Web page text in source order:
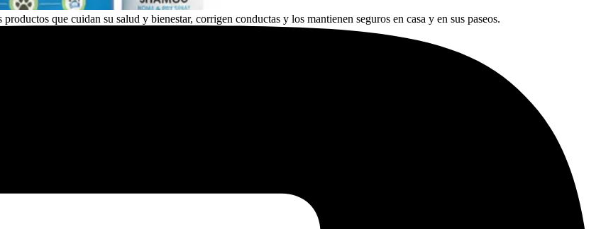
que cuidan su salud y bienestar, corrigen conductas y los mantienen seguros en casa y en sus paseos.